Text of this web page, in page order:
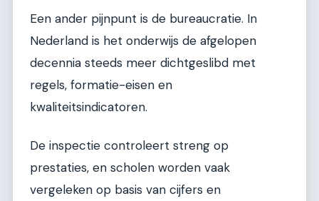
Een ander pijnpunt is de bureaucratie. In
Nederland is het onderwijs de afgelopen
decennia steeds meer dichtgeslibd met
regels, formatie-eisen en
kwaliteitsindicatoren.
De inspectie controleert streng op
prestaties, en scholen worden vaak
vergeleken op basis van cijfers en